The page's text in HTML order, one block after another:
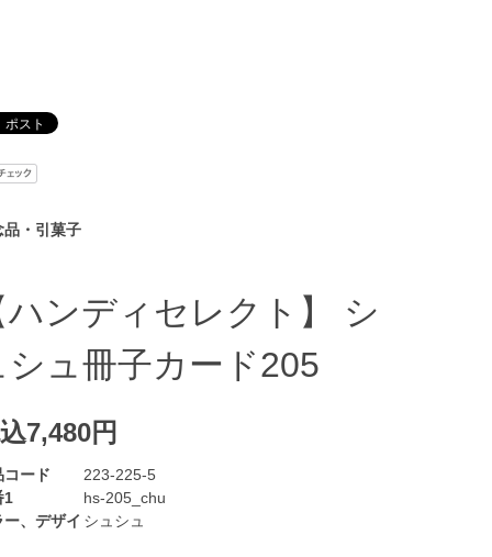
品・引菓子
ハンディセレクト】 シ
シュ冊子カード205
7,480円
コード
223-225-5
1
hs-205_chu
ー、デザイ シュシュ